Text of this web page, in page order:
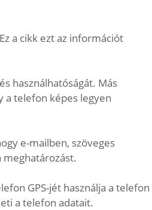
a cikk ezt az információt
használhatóságát. Más
a telefon képes legyen
e-mailben, szöveges
meghatározást.
GPS-jét használja a telefon
a telefon adatait.